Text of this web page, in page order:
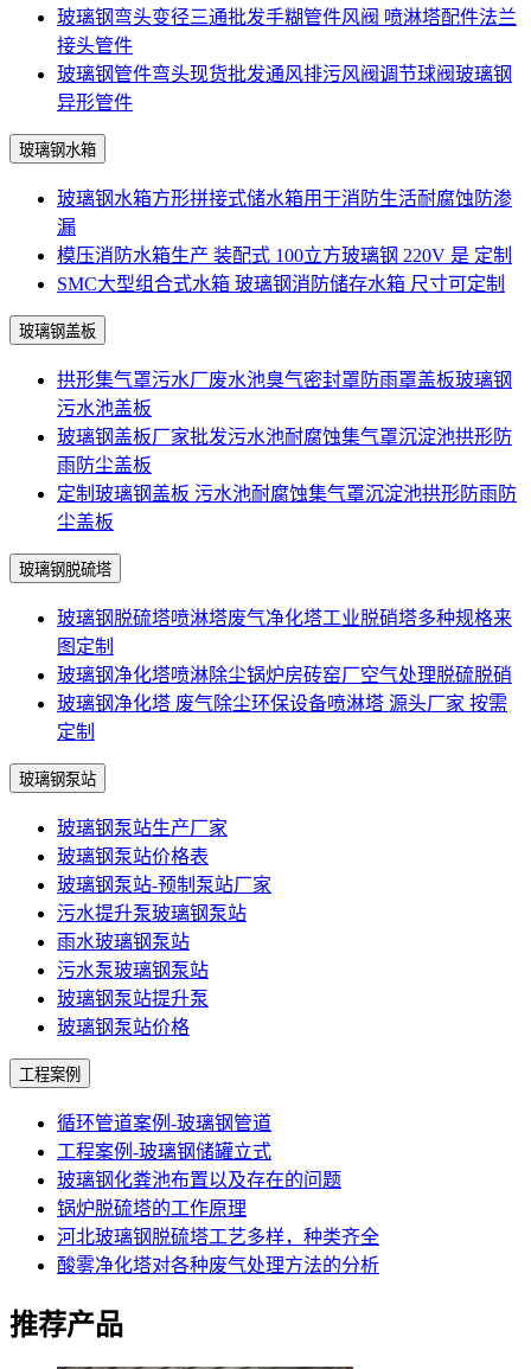
玻璃钢弯头变径三通批发手糊管件风阀 喷淋塔配件法兰
接头管件
玻璃钢管件弯头现货批发通风排污风阀调节球阀玻璃钢
异形管件
玻璃钢水箱
玻璃钢水箱方形拼接式储水箱用于消防生活耐腐蚀防渗
漏
模压消防水箱生产 装配式 100立方玻璃钢 220V 是 定制
SMC大型组合式水箱 玻璃钢消防储存水箱 尺寸可定制
玻璃钢盖板
拱形集气罩污水厂废水池臭气密封罩防雨罩盖板玻璃钢
污水池盖板
玻璃钢盖板厂家批发污水池耐腐蚀集气罩沉淀池拱形防
雨防尘盖板
定制玻璃钢盖板 污水池耐腐蚀集气罩沉淀池拱形防雨防
尘盖板
玻璃钢脱硫塔
玻璃钢脱硫塔喷淋塔废气净化塔工业脱硝塔多种规格来
图定制
玻璃钢净化塔喷淋除尘锅炉房砖窑厂空气处理脱硫脱硝
玻璃钢净化塔 废气除尘环保设备喷淋塔 源头厂家 按需
定制
玻璃钢泵站
玻璃钢泵站生产厂家
玻璃钢泵站价格表
玻璃钢泵站-预制泵站厂家
污水提升泵玻璃钢泵站
雨水玻璃钢泵站
污水泵玻璃钢泵站
玻璃钢泵站提升泵
玻璃钢泵站价格
工程案例
循环管道案例-玻璃钢管道
工程案例-玻璃钢储罐立式
玻璃钢化粪池布置以及存在的问题
锅炉脱硫塔的工作原理
河北玻璃钢脱硫塔工艺多样，种类齐全
酸雾净化塔对各种废气处理方法的分析
推荐产品